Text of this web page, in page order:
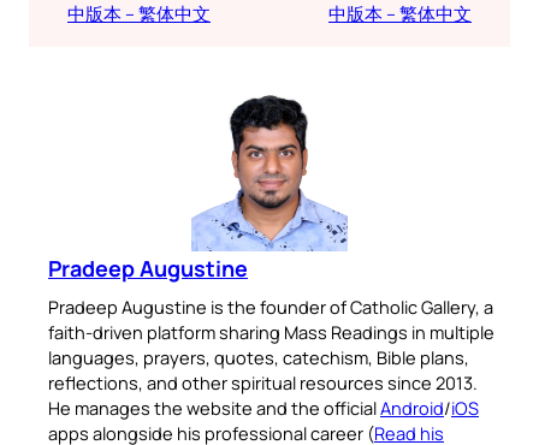
中版本 – 繁体中文
中版本 – 繁体中文
Pradeep Augustine
Pradeep Augustine is the founder of Catholic Gallery, a
faith-driven platform sharing Mass Readings in multiple
languages, prayers, quotes, catechism, Bible plans,
reflections, and other spiritual resources since 2013.
He manages the website and the officialAndroid/iOS
apps alongside his professional career (Read his